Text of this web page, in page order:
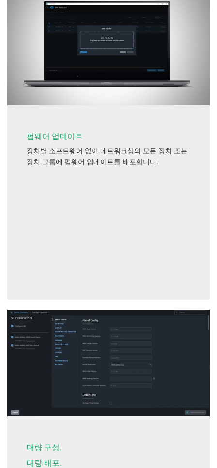
펌웨어 업데이트
장치별 소프트웨어 없이 네트워크상의 모든 장치 또는
장치 그룹에 펌웨어 업데이트를 배포합니다.
대량 구성.
대량 배포.